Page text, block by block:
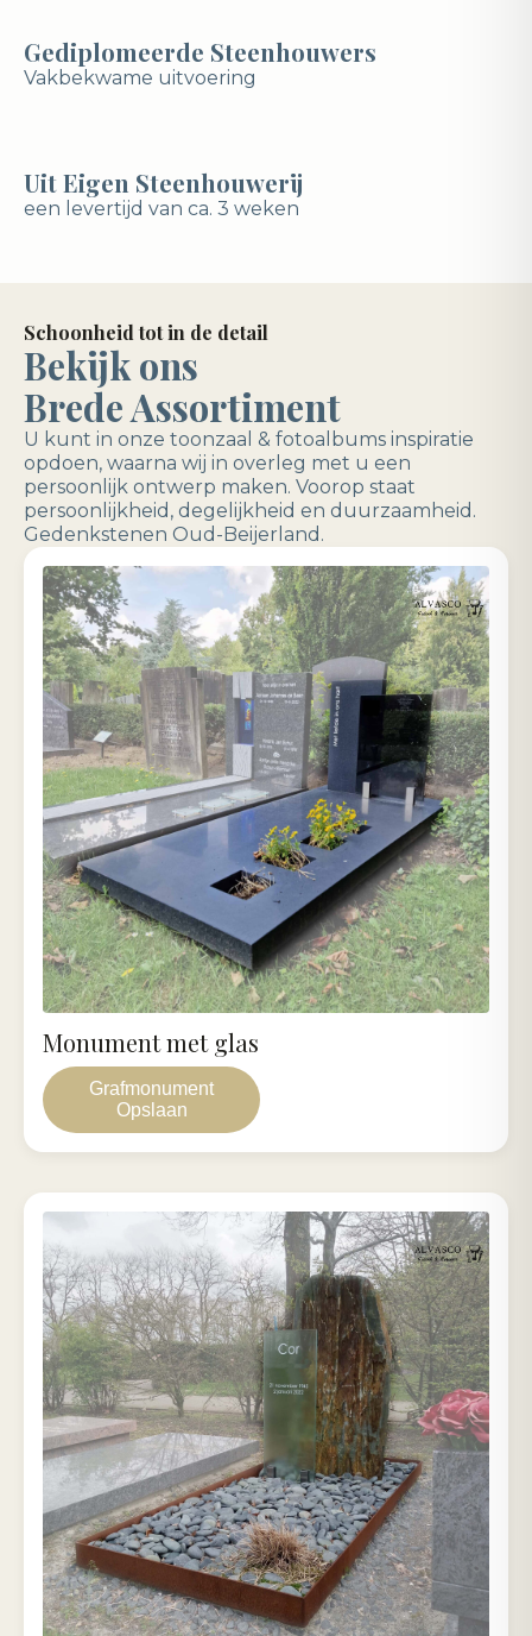
Gediplomeerde Steenhouwers
Vakbekwame uitvoering
Uit Eigen Steenhouwerij
een levertijd van ca. 3 weken
Schoonheid tot in de detail
Bekijk ons
Brede Assortiment
U kunt in onze toonzaal & fotoalbums inspiratie
opdoen, waarna wij in overleg met u een
persoonlijk ontwerp maken. Voorop staat
persoonlijkheid, degelijkheid en duurzaamheid.
Gedenkstenen Oud-Beijerland.
Grafmonument
Opslaan
Monument met glas